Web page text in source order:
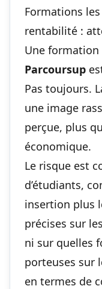
Formations
rentabilité :
Une
Parcoursup
Pas toujours.
une image
perçue, plus
économique.
Le risque est
d’étudiants,
insertion plus
précises sur
ni sur quelles
porteuses sur
en termes de